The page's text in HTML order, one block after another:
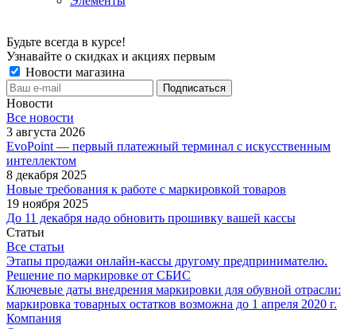
Будьте всегда в курсе!
Узнавайте о скидках и акциях первым
Новости магазина
Новости
Все новости
3 августа 2026
EvoPoint — первый платежный терминал с искусственным
интеллектом
8 декабря 2025
Новые требования к работе с маркировкой товаров
19 ноября 2025
До 11 декабря надо обновить прошивку вашей кассы
Статьи
Все статьи
Этапы продажи онлайн-кассы другому предпринимателю.
Решение по маркировке от СБИС
Ключевые даты внедрения маркировки для обувной отрасли:
маркировка товарных остатков возможна до 1 апреля 2020 г.
Компания